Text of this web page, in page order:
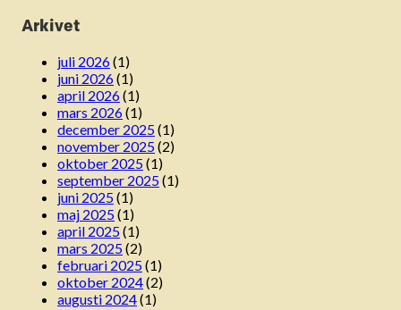
Arkivet
juli 2026(1)
juni 2026(1)
april 2026(1)
mars 2026(1)
december 2025(1)
november 2025(2)
oktober 2025(1)
september 2025(1)
juni 2025(1)
maj 2025(1)
april 2025(1)
mars 2025(2)
februari 2025(1)
oktober 2024(2)
augusti 2024(1)